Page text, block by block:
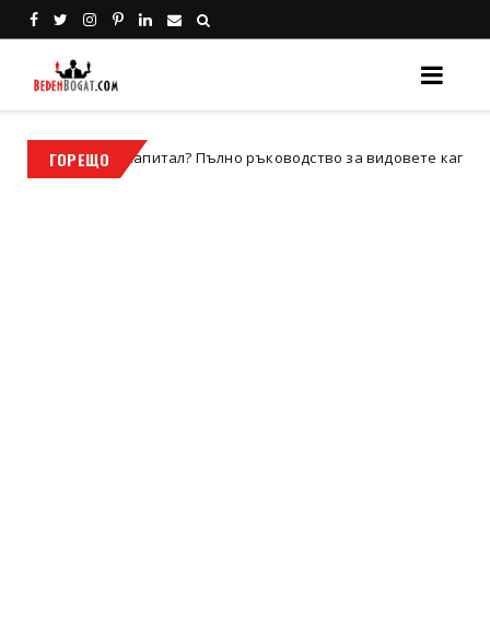
ГОРЕЩО
е капитал? Пълно ръководство за видовете капитал, значение